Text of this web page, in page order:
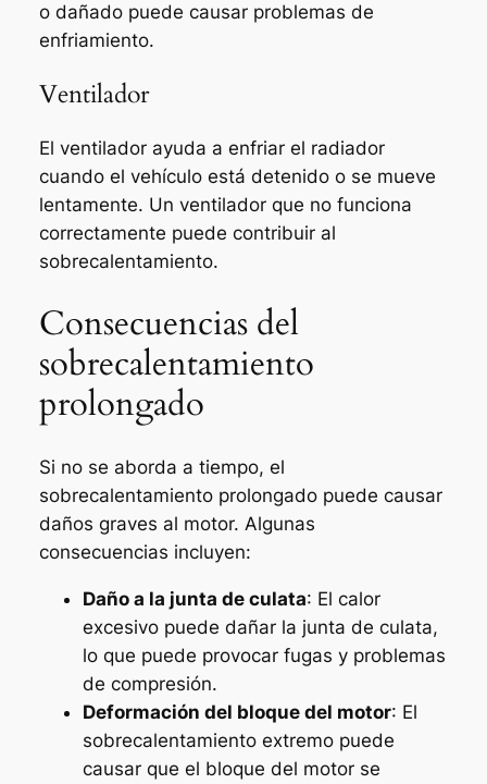
o dañado puede causar problemas de
enfriamiento.
Ventilador
El ventilador ayuda a enfriar el radiador
cuando el vehículo está detenido o se mueve
lentamente. Un ventilador que no funciona
correctamente puede contribuir al
sobrecalentamiento.
Consecuencias del
sobrecalentamiento
prolongado
Si no se aborda a tiempo, el
sobrecalentamiento prolongado puede causar
daños graves al motor. Algunas
consecuencias incluyen:
Daño a la junta de culata: El calor
excesivo puede dañar la junta de culata,
lo que puede provocar fugas y problemas
de compresión.
Deformación del bloque del motor: El
sobrecalentamiento extremo puede
causar que el bloque del motor se